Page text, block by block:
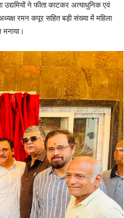
ने फीता काटकर अत्याधुनिक एवं
रमन कपूर सहित बड़ी संख्या में महिला